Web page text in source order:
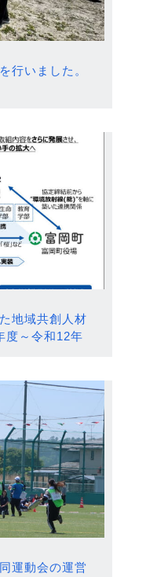
行いました。
地域共創人材
度～令和12年
運動会の運営